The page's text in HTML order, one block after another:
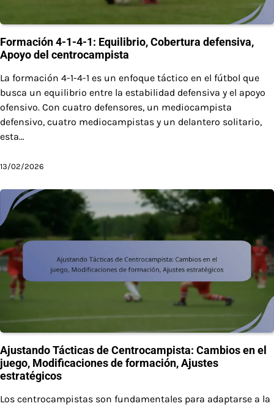
Formación 4-1-4-1: Equilibrio, Cobertura defensiva,
Apoyo del centrocampista
La formación 4-1-4-1 es un enfoque táctico en el fútbol que
busca un equilibrio entre la estabilidad defensiva y el apoyo
ofensivo. Con cuatro defensores, un mediocampista
defensivo, cuatro mediocampistas y un delantero solitario,
esta…
13/02/2026
Ajustando Tácticas de Centrocampista: Cambios en el
juego, Modificaciones de formación, Ajustes
estratégicos
Los centrocampistas son fundamentales para adaptarse a la